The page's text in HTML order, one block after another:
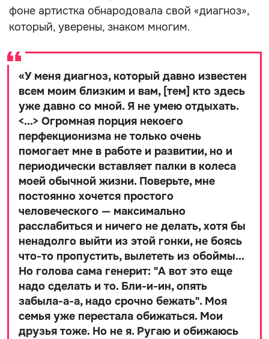
фоне артистка обнародовала свой «диагноз»,
который, уверены, знаком многим.
«У меня диагноз, который давно известен
всем моим близким и вам, [тем] кто здесь
уже давно со мной. Я не умею отдыхать.
<...> Огромная порция некоего
перфекционизма не только очень
помогает мне в работе и развитии, но и
периодически вставляет палки в колеса
моей обычной жизни. Поверьте, мне
постоянно хочется простого
человеческого — максимально
расслабиться и ничего не делать, хотя бы
ненадолго выйти из этой гонки, не боясь
что-то пропустить, вылететь из обоймы...
Но голова сама генерит: "А вот это еще
надо сделать и то. Бли-и-ин, опять
забыла-а-а, надо срочно бежать". Моя
семья уже перестала обижаться. Мои
друзья тоже. Но не я. Ругаю и обижаюсь